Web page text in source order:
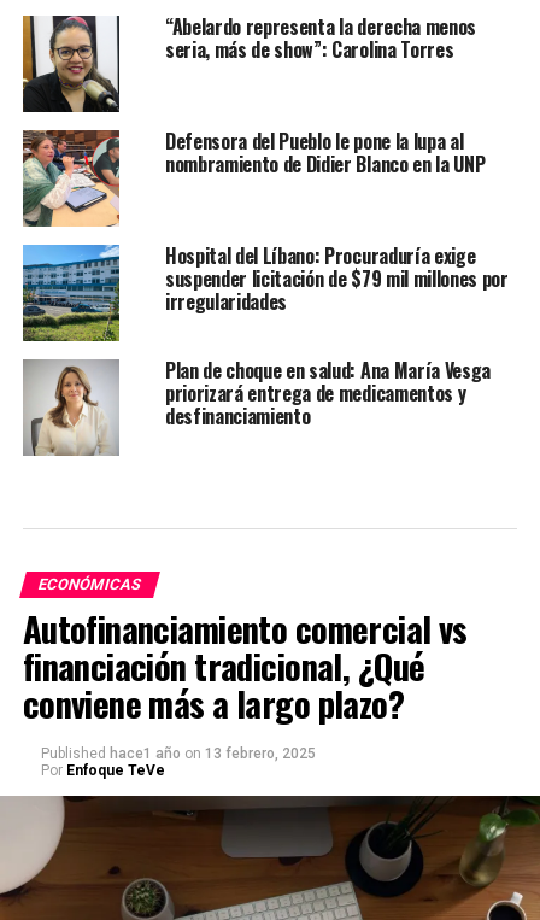
“Abelardo representa la derecha menos
seria, más de show”: Carolina Torres
Defensora del Pueblo le pone la lupa al
nombramiento de Didier Blanco en la UNP
Hospital del Líbano: Procuraduría exige
suspender licitación de $79 mil millones por
irregularidades
Plan de choque en salud: Ana María Vesga
priorizará entrega de medicamentos y
desfinanciamiento
ECONÓMICAS
Autofinanciamiento comercial vs
financiación tradicional, ¿Qué
conviene más a largo plazo?
Published hace1 año on 13 febrero, 2025
Por Enfoque TeVe